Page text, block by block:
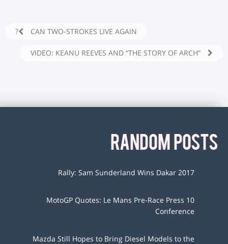
CAN TWO-STROKES LIVE AGAIN?
VIDEO: KEANU REEVES AND “THE STORY OF ARCH”
RANDOM POSTS
Rally: Sam Sunderland Wins Dakar 2017
10 MotoGP Quotes: Le Mans Pre-Race Press
Conference
Mazda Still Hopes to Bring Diesel Models to the